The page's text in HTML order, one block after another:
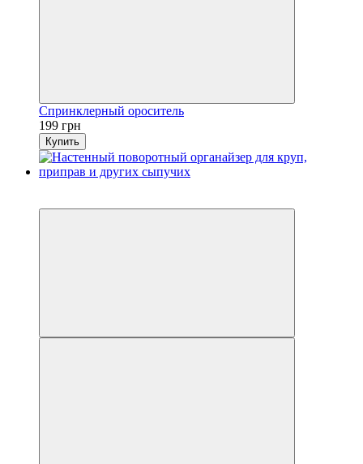
Спринклерный ороситель
199 грн
Купить